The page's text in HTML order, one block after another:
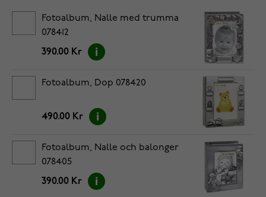
Fotoalbum, Nalle med trumma
078412
390.00 Kr
Fotoalbum, Dop 078420
490.00 Kr
Fotoalbum, Nalle och balonger
078405
390.00 Kr